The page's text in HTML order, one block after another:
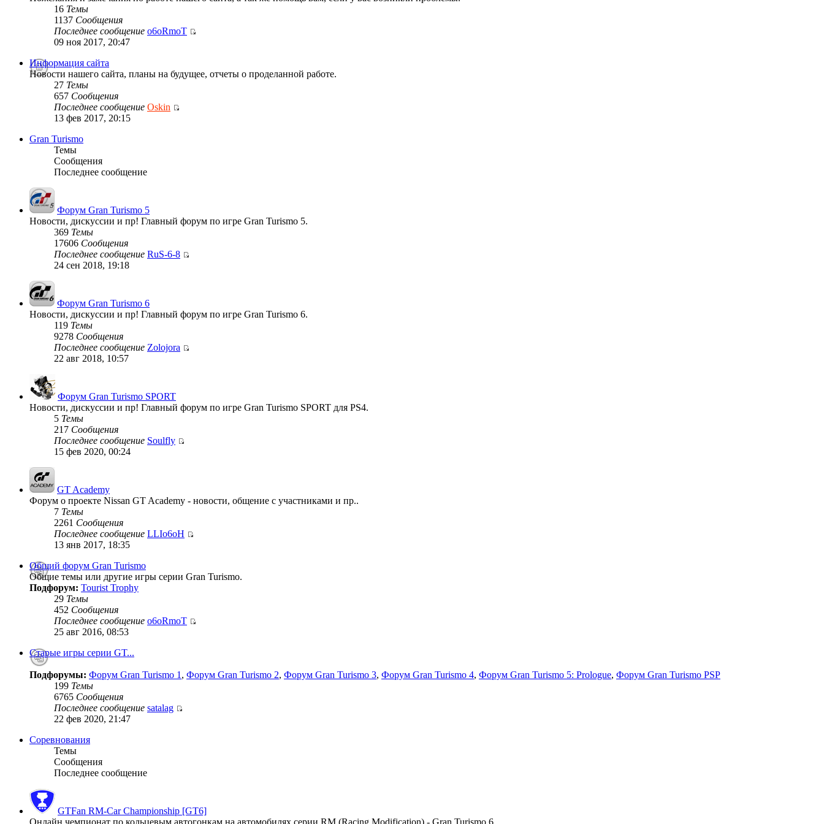
16 Темы
1137 Сообщения
Последнее сообщение o6oRmoT
09 ноя 2017, 20:47
Информация сайта
Новости нашего сайта, планы на будущее, отчеты о проделанной работе.
27 Темы
657 Сообщения
Последнее сообщение Oskin
13 фев 2017, 20:15
Gran Turismo
Темы
Сообщения
Последнее сообщение
Форум Gran Turismo 5
Новости, дискуссии и пр! Главный форум по игре Gran Turismo 5.
369 Темы
17606 Сообщения
Последнее сообщение RuS-6-8
24 сен 2018, 19:18
Форум Gran Turismo 6
Новости, дискуссии и пр! Главный форум по игре Gran Turismo 6.
119 Темы
9278 Сообщения
Последнее сообщение Zolojora
22 авг 2018, 10:57
Форум Gran Turismo SPORT
Новости, дискуссии и пр! Главный форум по игре Gran Turismo SPORT для PS4.
5 Темы
217 Сообщения
Последнее сообщение Soulfly
15 фев 2020, 00:24
GT Academy
Форум о проекте Nissan GT Academy - новости, общение с участниками и пр..
7 Темы
2261 Сообщения
Последнее сообщение LLIo6oH
13 янв 2017, 18:35
Общий форум Gran Turismo
Общие темы или другие игры серии Gran Turismo.
Подфорум: Tourist Trophy
29 Темы
452 Сообщения
Последнее сообщение o6oRmoT
25 авг 2016, 08:53
Старые игры серии GT...
Подфорумы: Форум Gran Turismo 1 , Форум Gran Turismo 2, Форум Gran Turismo 3, Форум Gran Turismo 4, Форум Gran Turismo 5: Prologue, Форум Gran Turismo PSP
199 Темы
6765 Сообщения
Последнее сообщение satalag
22 фев 2020, 21:47
Соревнования
Темы
Сообщения
Последнее сообщение
GTFan RM-Car Championship [GT6]
Онлайн чемпионат по кольцевым автогонкам на автомобилях серии RM (Racing Modification) - Gran Turismo 6